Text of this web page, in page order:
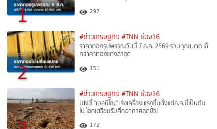
1 297
2
#ข่าวเศรษฐกิจ #TNN ช่อง16
ราคาทองรูปพรรณวันนี้ 7 ส.ค. 2569 รวมทุกขนาด เช็
กราคาทองแท่งล่าสุด
151
#ข่าวเศรษฐกิจ #TNN ช่อง16
UN ชี้ "เอลนีโญ" เร่งเครื่อง แรงขึ้นตั้งแต่ส.ค.นี้เป็นต้น
ไป โลกเตรียมรับศึกอากาศสุดขั้ว!
172